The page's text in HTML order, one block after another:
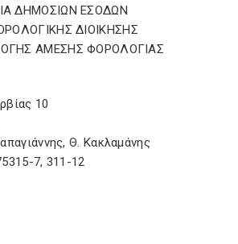
ΔΗΜΟΣΙΩΝ ΕΣΟΔΩΝ
ΔΙΟΙΚΗΣΗΣ
ΑΜΕΣΗΣ ΦΟΡΟΛΟΓΙΑΣ
10
Θ. Κακλαμάνης
7, 311-12